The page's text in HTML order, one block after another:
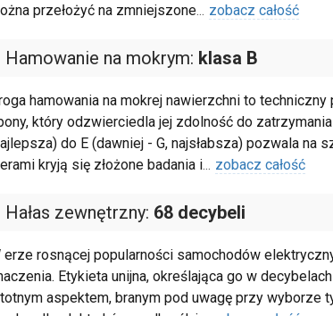
przełożyć na zmniejszone... zobacz całość
Hamowanie na mokrym: klasa B
hamowania na mokrej nawierzchni to
który odzwierciedla jej zdolność do
do E (dawniej - G, najsłabsza) pozwala na
kryją się złożone badania i... zobacz całość
Hałas zewnętrzny: 68 decybeli
erze rosnącej popularności samochodów
Etykieta unijna, określająca go w
aspektem, branym pod uwagę przy wyborze